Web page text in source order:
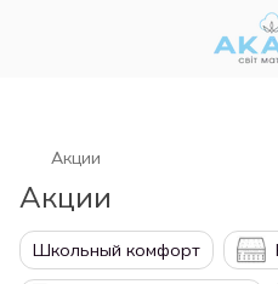
Акции
Акции
Школьный комфорт